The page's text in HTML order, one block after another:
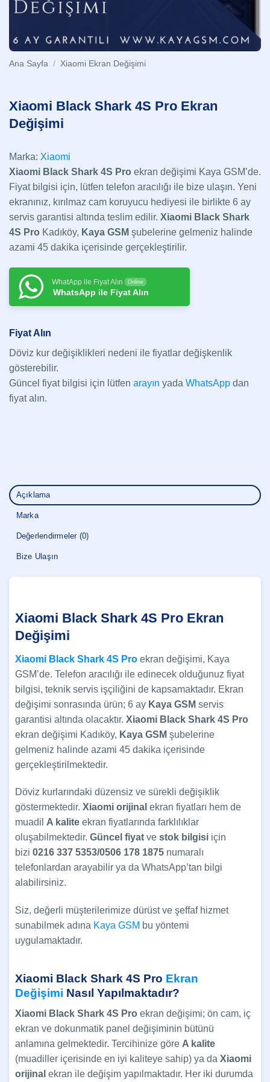
Ana Sayfa / Xiaomi Ekran Değişimi
Xiaomi Black Shark 4S Pro Ekran
Değişimi
Marka: Xiaomi
Xiaomi Black Shark 4S Pro ekran değişimi Kaya GSM’de.
Fiyat bilgisi için, lütfen telefon aracılığı ile bize ulaşın. Yeni
ekranınız, kırılmaz cam koruyucu hediyesi ile birlikte 6 ay
servis garantisi altında teslim edilir. Xiaomi Black Shark
4S Pro Kadıköy, Kaya GSM şubelerine gelmeniz halinde
azami 45 dakika içerisinde gerçekleştirilir.
WhatApp ile Fiyat Alın Online
WhatsApp ile Fiyat Alın
Fiyat Alın
Döviz kur değişiklikleri nedeni ile fiyatlar değişkenlik
gösterebilir.
Güncel fiyat bilgisi için lütfen arayın yada WhatsApp dan
fiyat alın.
Açıklama
Marka
Değerlendirmeler (0)
Bize Ulaşın
Xiaomi Black Shark 4S Pro Ekran
Değişimi
Xiaomi Black Shark 4S Pro ekran değişimi, Kaya
GSM’de. Telefon aracılığı ile edinecek olduğunuz fiyat
bilgisi, teknik servis işçiliğini de kapsamaktadır. Ekran
değişimi sonrasında ürün; 6 ay Kaya GSM servis
garantisi altında olacaktır. Xiaomi Black Shark 4S Pro
ekran değişimi Kadıköy, Kaya GSM şubelerine
gelmeniz halinde azami 45 dakika içerisinde
gerçekleştirilmektedir.
Döviz kurlarındaki düzensiz ve sürekli değişiklik
göstermektedir. Xiaomi orijinal ekran fiyatları hem de
muadil A kalite ekran fiyatlarında farklılıklar
oluşabilmektedir. Güncel fiyat ve stok bilgisi için
bizi 0216 337 5353/0506 178 1875 numaralı
telefonlardan arayabilir ya da WhatsApp’tan bilgi
alabilirsiniz.
Siz, değerli müşterilerimize dürüst ve şeffaf hizmet
sunabilmek adına Kaya GSM bu yöntemi
uygulamaktadır.
Xiaomi Black Shark 4S Pro Ekran
Değişimi Nasıl Yapılmaktadır?
Xiaomi Black Shark 4S Pro ekran değişimi; ön cam, iç
ekran ve dokunmatik panel değişiminin bütünü
anlamına gelmektedir. Tercihinize göre A kalite
(muadiller içerisinde en iyi kaliteye sahip) ya da Xiaomi
orijinal ekran ile değişim yapılmaktadır. Her iki durumda